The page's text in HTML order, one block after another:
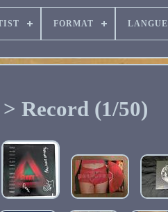
FORMAT LANGUE
Record (1/50)